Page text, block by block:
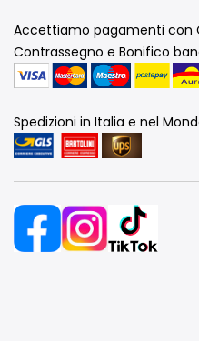
Accettiamo pagamenti con
Contrassegno e Bonifico
Spedizioni in Italia e nel